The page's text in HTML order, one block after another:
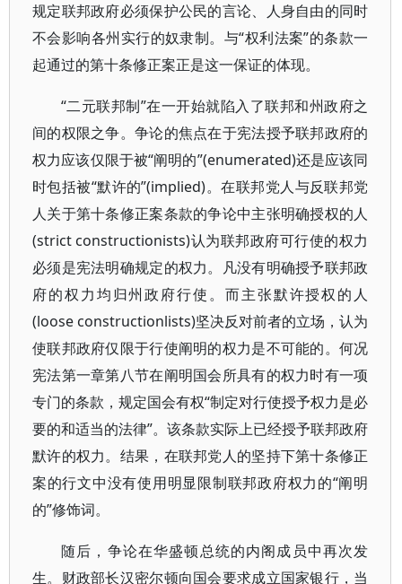
规定联邦政府必须保护公民的言论、人身自由的同时
不会影响各州实行的奴隶制。与“权利法案”的条款一
起通过的第十条修正案正是这一保证的体现。
“二元联邦制”在一开始就陷入了联邦和州政府之
间的权限之争。争论的焦点在于宪法授予联邦政府的
权力应该仅限于被“阐明的”(enumerated)还是应该同
时包括被“默许的”(implied)。在联邦党人与反联邦党
人关于第十条修正案条款的争论中主张明确授权的人
(strict constructionists)认为联邦政府可行使的权力
必须是宪法明确规定的权力。凡没有明确授予联邦政
府的权力均归州政府行使。而主张默许授权的人
(loose constructionlists)坚决反对前者的立场，认为
使联邦政府仅限于行使阐明的权力是不可能的。何况
宪法第一章第八节在阐明国会所具有的权力时有一项
专门的条款，规定国会有权“制定对行使授予权力是必
要的和适当的法律”。该条款实际上已经授予联邦政府
默许的权力。结果，在联邦党人的坚持下第十条修正
案的行文中没有使用明显限制联邦政府权力的“阐明
的”修饰词。
随后，争论在华盛顿总统的内阁成员中再次发
生。财政部长汉密尔顿向国会要求成立国家银行，当